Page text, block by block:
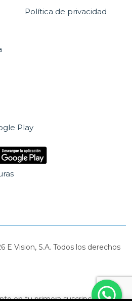
Política de privacidad
Play
E Vision, S.A. Todos los derechos
en tu primera suscripción